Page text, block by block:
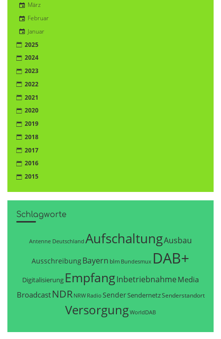
März
Februar
Januar
2025
2024
2023
2022
2021
2020
2019
2018
2017
2016
2015
Schlagworte
Antenne Deutschland AufschaltungAusbau
AusschreibungBayern blm Bundesmux DAB+
Digitalisierung EmpfangInbetriebnahme Media
Broadcast NDR NRW Radio SenderSendernetzSenderstandort
VersorgungWorldDAB